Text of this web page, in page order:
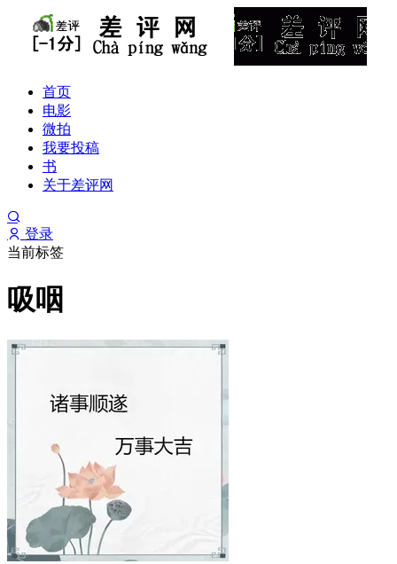
首页
电影
微拍
我要投稿
书
关于差评网
登录
当前标签
吸咽